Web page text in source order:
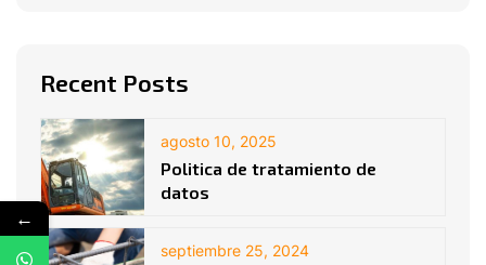
Recent Posts
agosto 10, 2025
Politica de tratamiento de
datos
septiembre 25, 2024
←